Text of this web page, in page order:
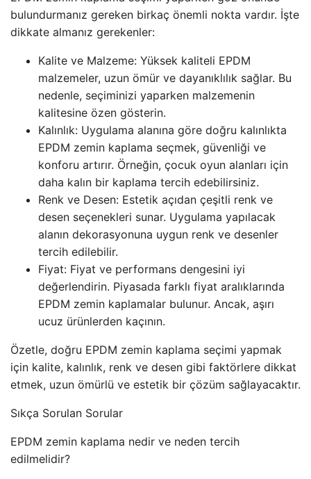
bulundurmanız gereken birkaç önemli nokta vardır. İşte
dikkate almanız gerekenler:
Kalite ve Malzeme: Yüksek kaliteli EPDM
malzemeler, uzun ömür ve dayanıklılık sağlar. Bu
nedenle, seçiminizi yaparken malzemenin
kalitesine özen gösterin.
Kalınlık: Uygulama alanına göre doğru kalınlıkta
EPDM zemin kaplama seçmek, güvenliği ve
konforu artırır. Örneğin, çocuk oyun alanları için
daha kalın bir kaplama tercih edebilirsiniz.
Renk ve Desen: Estetik açıdan çeşitli renk ve
desen seçenekleri sunar. Uygulama yapılacak
alanın dekorasyonuna uygun renk ve desenler
tercih edilebilir.
Fiyat: Fiyat ve performans dengesini iyi
değerlendirin. Piyasada farklı fiyat aralıklarında
EPDM zemin kaplamalar bulunur. Ancak, aşırı
ucuz ürünlerden kaçının.
Özetle, doğru EPDM zemin kaplama seçimi yapmak
için kalite, kalınlık, renk ve desen gibi faktörlere dikkat
etmek, uzun ömürlü ve estetik bir çözüm sağlayacaktır.
Sıkça Sorulan Sorular
EPDM zemin kaplama nedir ve neden tercih
edilmelidir?